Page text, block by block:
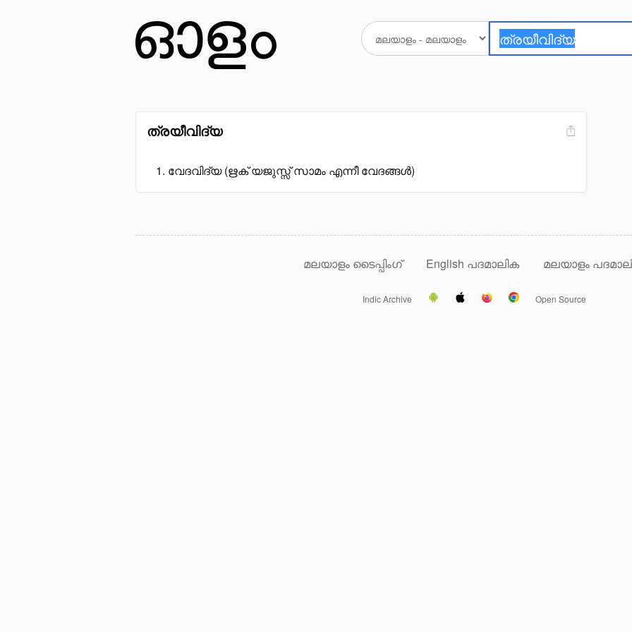
ത്രയീവിദ്യ
വേദവിദ്യ (ഋക് യജുസ്സ് സാമം എന്നീ വേദങ്ങൾ)
മലയാളം ടൈപ്പിംഗ് English പദമാലിക മലയാളം
Indic Archive Open Source